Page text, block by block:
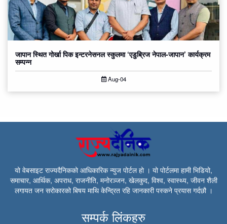
जापान स्थित गोर्खा पिक इन्टरनेसनल स्कुलमा ‘एडुब्रिज नेपाल-जापान’ कार्यक्रम
सम्पन्न
Aug-04
यो वेबसाइट राज्यदैनिकको आधिकारिक न्युज पोर्टल हो । यो पोर्टलमा हामी भिडियो,
समाचार, आर्थिक, अपराध, राजनीति, मनोरञ्जन, खेलकुद, विश्व, स्वास्थ्य, जीवन शैली
लगायत जन सरोकारको बिषय माथि केन्द्रित रहि जानकारी पस्कने प्रयास गर्दछौ ।
सम्पर्क लिंकहरु